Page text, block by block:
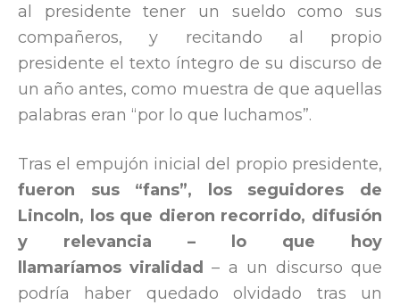
al presidente tener un sueldo como sus
compañeros, y recitando al propio
presidente el texto íntegro de su discurso de
un año antes, como muestra de que aquellas
palabras eran “por lo que luchamos”.
Tras el empujón inicial del propio presidente,
fueron sus “fans”, los seguidores de
Lincoln, los que dieron recorrido, difusión
y relevancia – lo que hoy
llamaríamos viralidad– a un discurso que
podría haber quedado olvidado tras un